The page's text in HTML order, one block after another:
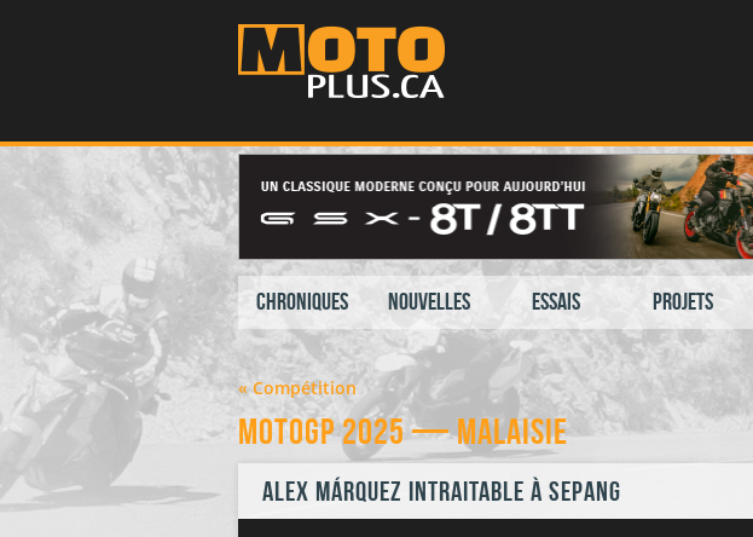
Chroniques Nouvelles Essais Projets
« Compétition
MotoGP 2025 — Malaisie
Alex Márquez intraitable à Sepang